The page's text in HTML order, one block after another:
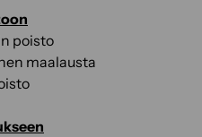
poisto
maalausta